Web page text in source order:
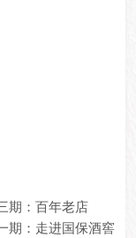
期：百年老店
期：走进国保酒窖